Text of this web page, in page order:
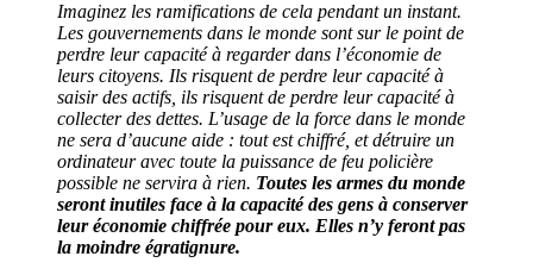
Imaginez les ramifications de cela pendant un instant.
Les gouvernements dans le monde sont sur le point de
perdre leur capacité à regarder dans l’économie de
leurs citoyens. Ils risquent de perdre leur capacité à
saisir des actifs, ils risquent de perdre leur capacité à
collecter des dettes. L’usage de la force dans le monde
ne sera d’aucune aide : tout est chiffré, et détruire un
ordinateur avec toute la puissance de feu policière
possible ne servira à rien. Toutes les armes du monde
seront inutiles face à la capacité des gens à conserver
leur économie chiffrée pour eux. Elles n’y feront pas
la moindre égratignure.